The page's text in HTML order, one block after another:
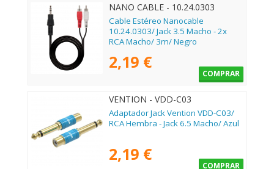
NANO CABLE - 10.24.0303
Cable Estéreo Nanocable
10.24.0303/ Jack 3.5 Macho - 2x
RCA Macho/ 3m/ Negro
2,19 €
COMPRAR
VENTION - VDD-C03
Adaptador Jack Vention VDD-C03/
RCA Hembra - Jack 6.5 Macho/ Azul
2,19 €
COMPRAR